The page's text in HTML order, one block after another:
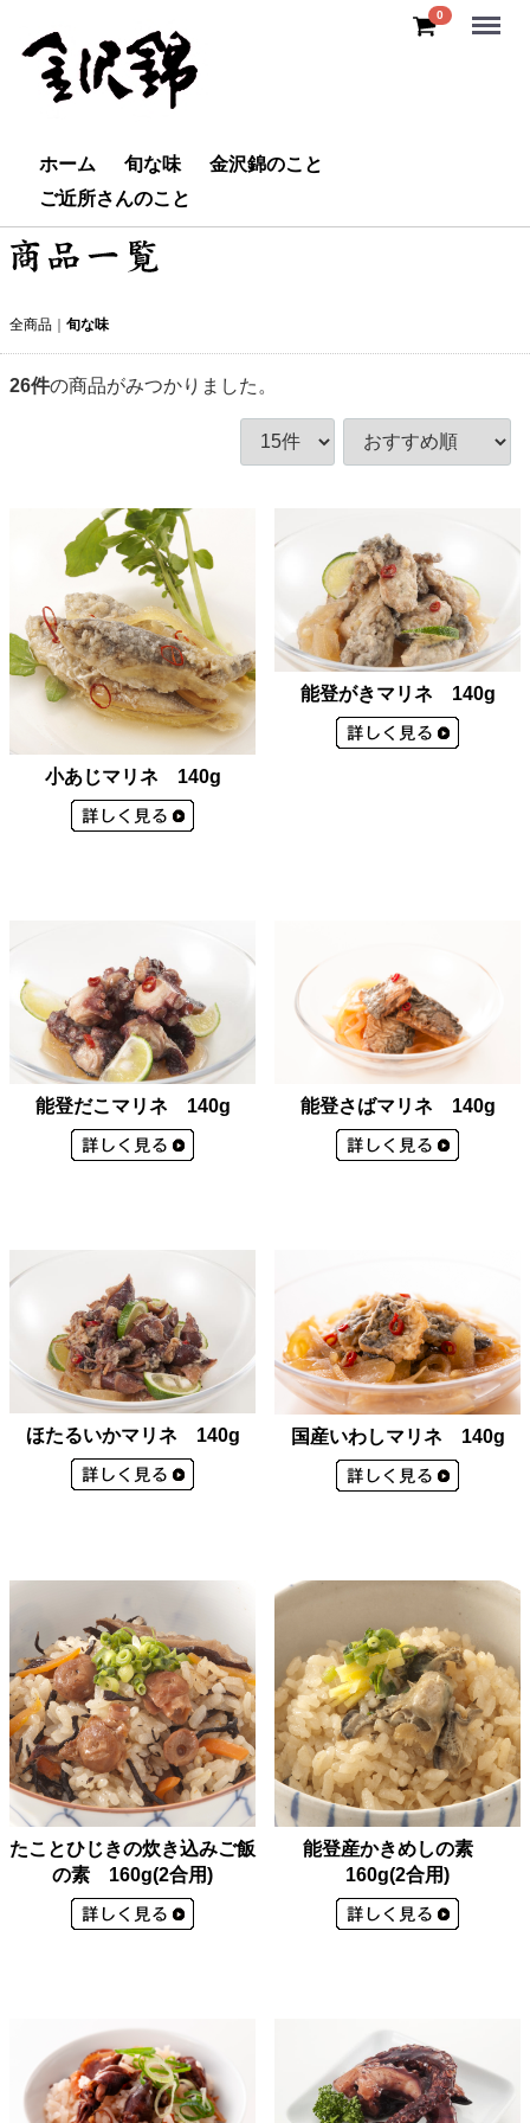
0 Menu
ホーム 旬な味
金沢錦のこと
ご近所さんのこと
全商品 旬な味
26件の商品がみつかりました。
小あじマリネ 140g
能登がきマリネ 140g
能登だこマリネ 140g 能登さばマリネ 140g
ほたるいかマリネ 140g 国産いわしマリネ 140g
たことひじきの炊き込みご飯
の素 160g(2合用)
能登産かきめしの素
160g(2合用)